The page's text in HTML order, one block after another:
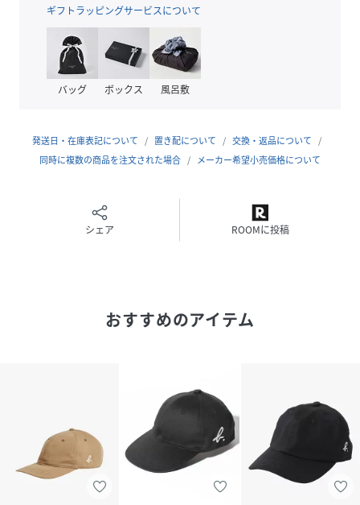
性別タイプ ユニセックス
原産国 ベトナム
サイズ FREE
ギフトラッピングサービスについて
バッグ ボックス 風呂敷
発送日・在庫表記について 置き配について
交換・返品について
同時に複数の商品を注文された場合
メーカー希望小売価格について
シェア ROOMに投稿
おすすめのアイテム